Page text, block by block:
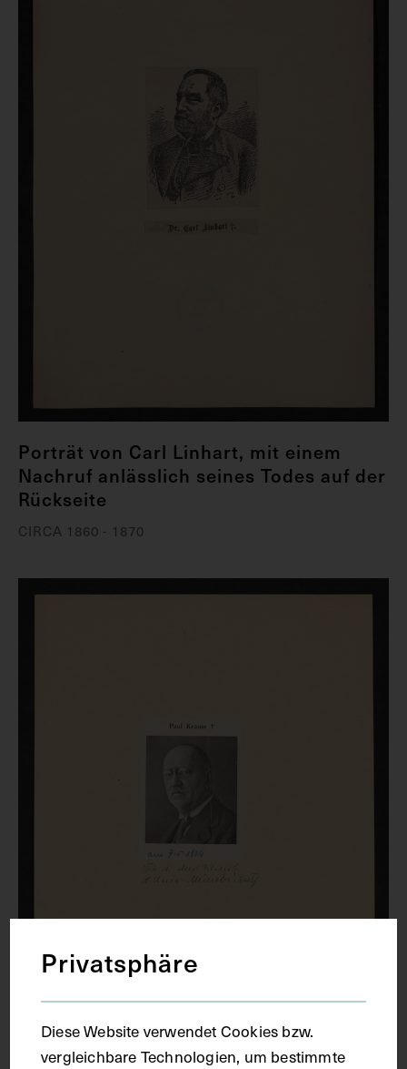
Porträt von Carl Linhart, mit einem
Nachruf anlässlich seines Todes auf der
Rückseite
CIRCA 1860 - 1870
Privatsphäre
Diese Website verwendet Cookies bzw.
vergleichbare Technologien, um bestimmte